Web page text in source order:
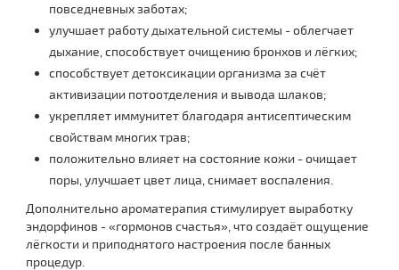
повседневных заботах;
улучшает работу дыхательной системы - облегчает
дыхание, способствует очищению бронхов и лёгких;
способствует детоксикации организма за счёт
активизации потоотделения и вывода шлаков;
укрепляет иммунитет благодаря антисептическим
свойствам многих трав;
положительно влияет на состояние кожи - очищает
поры, улучшает цвет лица, снимает воспаления.
Дополнительно ароматерапия стимулирует выработку
эндорфинов - «гормонов счастья», что создаёт ощущение
лёгкости и приподнятого настроения после банных
процедур.